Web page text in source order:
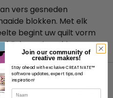
vers gesneden
blokken. Met elk
begint uw quilt vorm
bij de naaimachine
Join our community of
creative makers!
Stay ahead with exclusive CREATIVATE™
software updates, expert tips, and
inspiration!
Naam